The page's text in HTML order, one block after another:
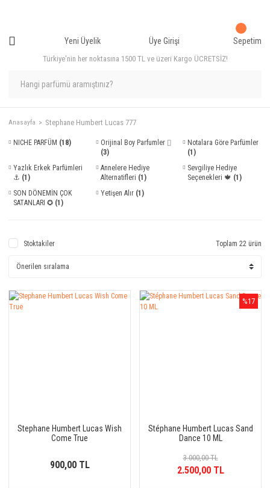
Türkiye'nin her noktasına 1500 TL ve üzeri Kargo ÜCRETSİZ!
Yeni Üyelik Üye Girişi Sepetim
Anasayfa Stephane Humbert Lucas 777
NICHE PARFÜM (18)
Orijinal Boy Parfumler ⌷
(3)
Notalara Göre Parfümler
(1)
Yazlık Erkek Parfümleri
⚓ (1)
Annelere Hediye
Alternatifleri (1)
Sevgiliye Hediye
Seçenekleri 🍁 (1)
SON DÖNEMİN ÇOK
SATANLARI ✪ (1)
Yetişen Alır (1)
Stoktakiler Toplam 22 ürün
Stephane Humbert Lucas Wish
Come True
900,00 TL
%17
Stéphane Humbert Lucas Sand
Dance 10 ML
3.000,00 TL
2.500,00 TL